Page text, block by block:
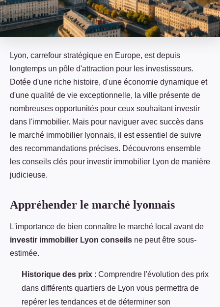
Lyon, carrefour stratégique en Europe, est depuis
longtemps un pôle d'attraction pour les investisseurs.
Dotée d'une riche histoire, d'une économie dynamique et
d'une qualité de vie exceptionnelle, la ville présente de
nombreuses opportunités pour ceux souhaitant investir
dans l'immobilier. Mais pour naviguer avec succès dans
le marché immobilier lyonnais, il est essentiel de suivre
des recommandations précises. Découvrons ensemble
les conseils clés pour investir immobilier Lyon de manière
judicieuse.
Appréhender le marché lyonnais
L'importance de bien connaître le marché local avant de
investir immobilier Lyon conseils ne peut être sous-
estimée.
Historique des prix : Comprendre l'évolution des prix
dans différents quartiers de Lyon vous permettra de
repérer les tendances et de déterminer son